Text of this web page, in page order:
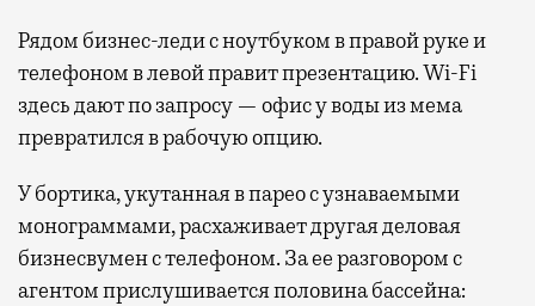
Рядом бизнес-леди с ноутбуком в правой руке и
телефоном в левой правит презентацию. Wi-Fi
здесь дают по запросу — офис у воды из мема
превратился в рабочую опцию.
У бортика, укутанная в парео с узнаваемыми
монограммами, расхаживает другая деловая
бизнесвумен с телефоном. За ее разговором с
агентом прислушивается половина бассейна: